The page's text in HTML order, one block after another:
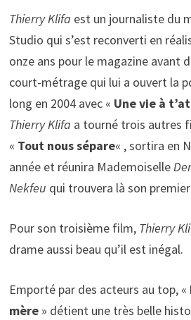
Thierry Klifa est un journaliste du
Studio qui s’est reconverti en
onze ans pour le magazine avant
court-métrage qui lui a ouvert la
long en 2004 avec « Une vie à
Thierry Klifa a tourné trois autres
« Tout nous sépare« , sortira en
année et réunira Mademoiselle
Nekfeu qui trouvera là son
Pour son troisième film, Thierry
drame aussi beau qu’il est inégal.
Emporté par des acteurs au top, «
mère» détient une très belle